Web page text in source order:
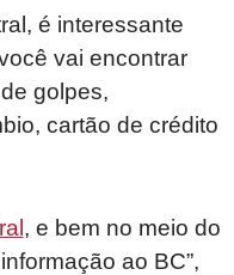
é interessante
vai encontrar
golpes,
cartão de crédito
, e bem no meio do
ao BC”,